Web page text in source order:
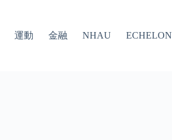
運動 金融 NHAU ECHELON